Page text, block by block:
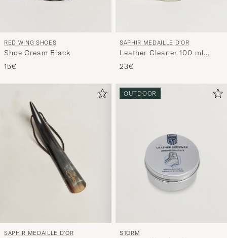
RED WING SHOES
Shoe Cream Black
15€
SAPHIR MEDAILLE D'OR
Leather Cleaner 100 ml
White/Neutral
23€
SAPHIR MEDAILLE D'OR
OUTDOOR
STORM